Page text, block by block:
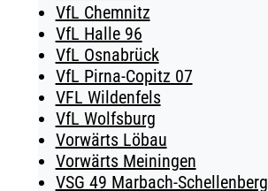
VfL Chemnitz
VfL Halle 96
VfL Osnabrück
VfL Pirna-Copitz 07
VFL Wildenfels
VfL Wolfsburg
Vorwärts Löbau
Vorwärts Meiningen
VSG 49 Marbach-Schellenberg